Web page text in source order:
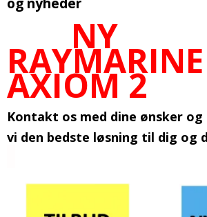
NY
RAYMARINE
AXIOM 2
Kontakt os med dine ønsker og
vi den bedste løsning til dig og